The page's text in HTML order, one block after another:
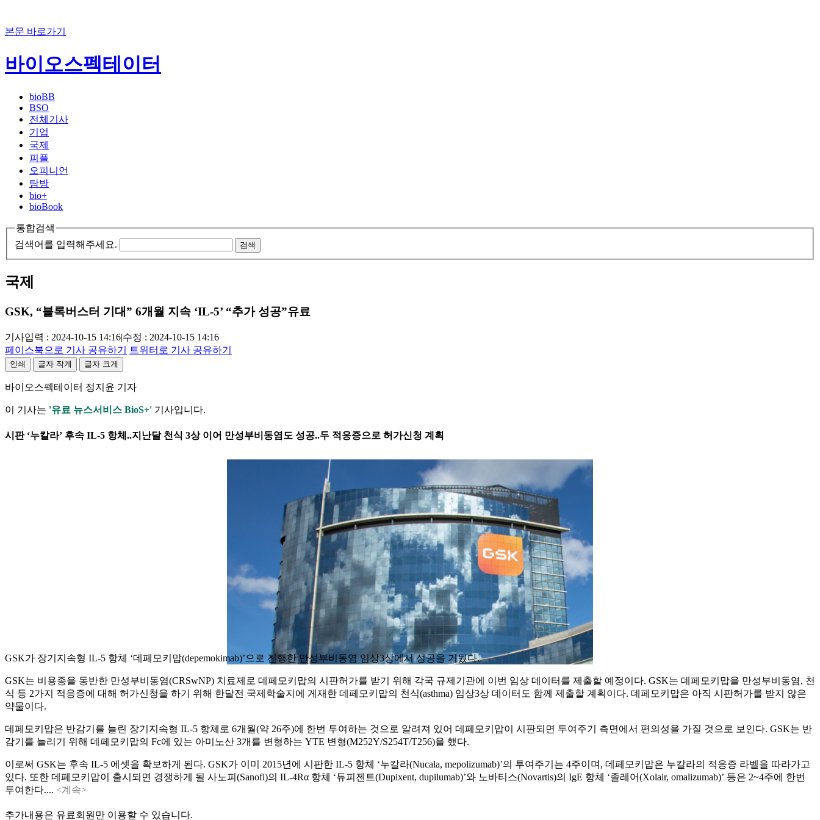
본문 바로가기
바이오스펙테이터
bioBB
BSO
전체기사
기업
국제
피플
오피니언
탐방
bio+
bioBook
통합검색
검색어를 입력해주세요.
검색
국제
GSK, “블록버스터 기대” 6개월 지속 ‘IL-5’ “추가 성공”유료
기사입력 : 2024-10-15 14:16|수정 : 2024-10-15 14:16
페이스북으로 기사 공유하기
트위터로 기사 공유하기
인쇄 글자 작게 글자 크게
바이오스펙테이터 정지윤 기자
이 기사는 '유료 뉴스서비스 BioS+' 기사입니다.
시판 ‘누칼라’ 후속 IL-5 항체..지난달 천식 3상 이어 만성부비동염도 성공..두 적응증으로 허가신청 계획
GSK가 장기지속형 IL-5 항체 ‘데페모키맙(depemokimab)’으로 진행한 만성부비동염 임상3상에서 성공을 거뒀다.
GSK는 비용종을 동반한 만성부비동염(CRSwNP) 치료제로 데페모키맙의 시판허가를 받기 위해 각국 규제기관에 이번 임상 데이터를 제출할 예정이다. GSK는 데페모키맙을 만성부비동염, 천
식 등 2가지 적응증에 대해 허가신청을 하기 위해 한달전 국제학술지에 게재한 데페모키맙의 천식(asthma) 임상3상 데이터도 함께 제출할 계획이다. 데페모키맙은 아직 시판허가를 받지 않은
약물이다.
데페모키맙은 반감기를 늘린 장기지속형 IL-5 항체로 6개월(약 26주)에 한번 투여하는 것으로 알려져 있어 데페모키맙이 시판되면 투여주기 측면에서 편의성을 가질 것으로 보인다. GSK는 반
감기를 늘리기 위해 데페모키맙의 Fc에 있는 아미노산 3개를 변형하는 YTE 변형(M252Y/S254T/T256)을 했다.
이로써 GSK는 후속 IL-5 에셋을 확보하게 된다. GSK가 이미 2015년에 시판한 IL-5 항체 ‘누칼라(Nucala, mepolizumab)’의 투여주기는 4주이며, 데페모키맙은 누칼라의 적응증 라벨을 따라가고
있다. 또한 데페모키맙이 출시되면 경쟁하게 될 사노피(Sanofi)의 IL-4Rα 항체 ‘듀피젠트(Dupixent, dupilumab)’와 노바티스(Novartis)의 IgE 항체 ‘졸레어(Xolair, omalizumab)’ 등은 2~4주에 한번
투여한다.... <계속>
추가내용은 유료회원만 이용할 수 있습니다.